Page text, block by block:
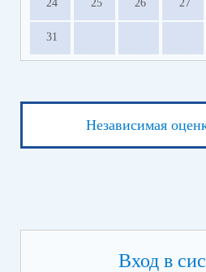
24 25 26 27
31
Независимая
Вход в